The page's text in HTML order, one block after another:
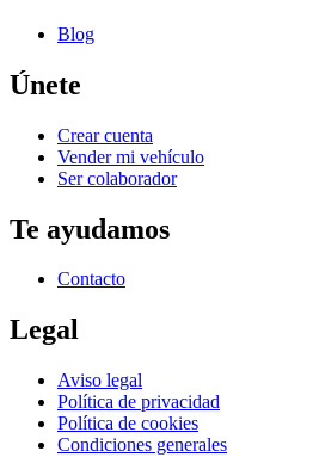
Blog
Únete
Crear cuenta
Vender mi vehículo
Ser colaborador
Te ayudamos
Contacto
Legal
Aviso legal
Política de privacidad
Política de cookies
Condiciones generales